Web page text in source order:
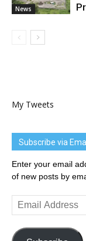
News
My Tweets
Subscribe via
Enter your email
of new posts by
Email
Address